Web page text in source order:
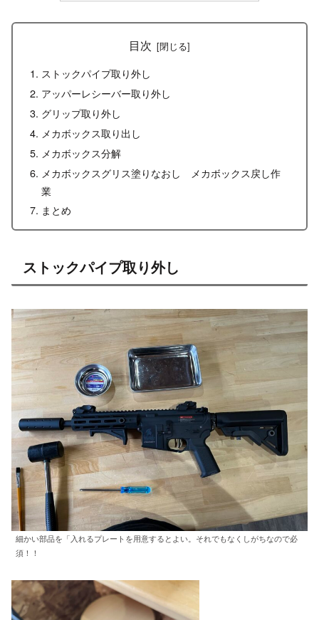
目次
ストックパイプ取り外し
アッパーレシーバー取り外し
グリップ取り外し
メカボックス取り出し
メカボックス分解
メカボックスグリス塗りなおし メカボックス戻し作
業
まとめ
ストックパイプ取り外し
細かい部品を「入れるプレートを用意するとよい。それでもなくしがちなので必
須！！